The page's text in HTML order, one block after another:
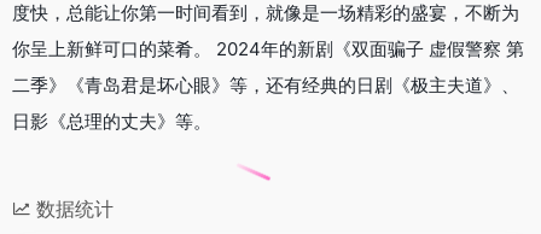
度快，总能让你第一时间看到，就像是一场精彩的盛宴，不断为
你呈上新鲜可口的菜肴。 2024年的新剧《双面骗子 虚假警察 第
二季》《青岛君是坏心眼》等，还有经典的日剧《极主夫道》、
日影《总理的丈夫》等。
数据统计